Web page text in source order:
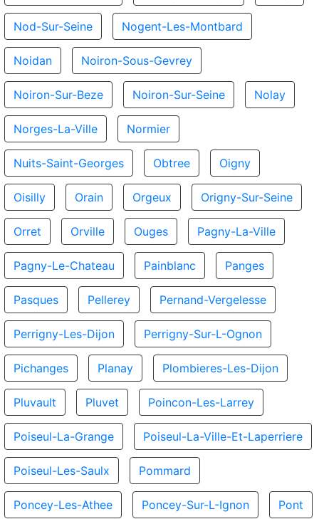
Nod-Sur-Seine Nogent-Les-Montbard
Noidan Noiron-Sous-Gevrey
Noiron-Sur-Beze Noiron-Sur-Seine Nolay
Norges-La-Ville Normier
Nuits-Saint-Georges Obtree Oigny
Oisilly Orain Orgeux Origny-Sur-Seine
Orret Orville Ouges Pagny-La-Ville
Pagny-Le-Chateau Painblanc Panges
Pasques Pellerey Pernand-Vergelesse
Perrigny-Les-Dijon Perrigny-Sur-L-Ognon
Pichanges Planay Plombieres-Les-Dijon
Pluvault Pluvet Poincon-Les-Larrey
Poiseul-La-Grange Poiseul-La-Ville-Et-Laperriere
Poiseul-Les-Saulx Pommard
Poncey-Les-Athee Poncey-Sur-L-Ignon Pont